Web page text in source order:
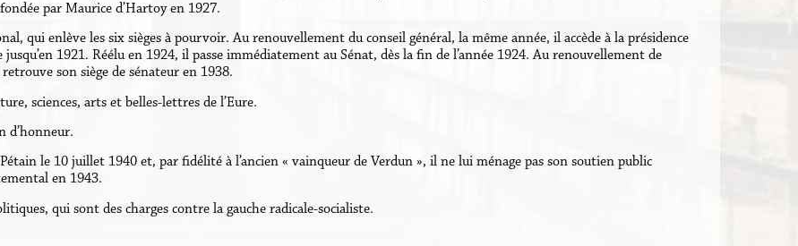
par Maurice d’Hartoy en 1927.
qui enlève les six sièges à pourvoir. Au renouvellement du conseil général, la même année, il accède à la présidence
jusqu’en 1921. Réélu en 1924, il passe immédiatement au Sénat, dès la fin de l’année 1924. Au renouvellement de
son siège de sénateur en 1938.
sciences, arts et belles-lettres de l’Eure.
d’honneur.
le 10 juillet 1940 et, par fidélité à l’ancien « vainqueur de Verdun », il ne lui ménage pas son soutien public
en 1943.
qui sont des charges contre la gauche radicale-socialiste.